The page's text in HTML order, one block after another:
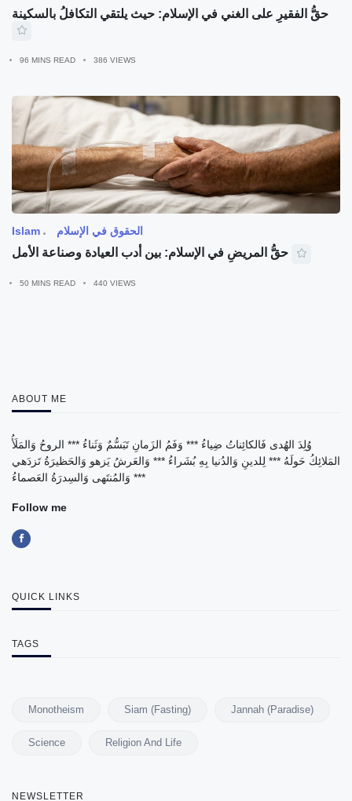
حقُّ الفقيرِ على الغني في الإسلام: حيث يلتقي التكافلُ بالسكينة
96 MINS READ 386 VIEWS
Islam الحقوق في الإسلام
حقُّ المريضِ في الإسلام: بين أدب العيادة وصناعة الأمل
50 MINS READ 440 VIEWS
ABOUT ME
وُلِدَ الهُدى فَالكائِناتُ ضِياءُ *** وَفَمُ الزَمانِ تَبَسُّمٌ وَثَناءُ *** الروحُ وَالمَلَأُ
المَلائِكُ حَولَهُ *** لِلدينِ وَالدُنيا بِهِ بُشَراءُ *** وَالعَرشُ يَزهو وَالحَظيرَةُ تَزدَهي
*** وَالمُنتَهى وَالسِدرَةُ العَصماءُ
Follow me
QUICK LINKS
TAGS
Monotheism Siam (Fasting) Jannah (Paradise)
Science Religion And Life
NEWSLETTER